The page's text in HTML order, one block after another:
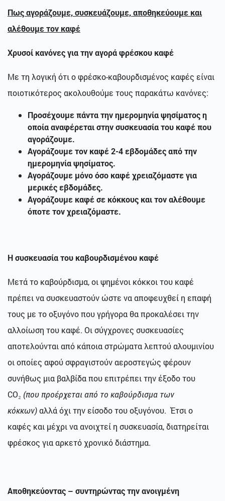
Πως αγοράζoυμε, συσκευάζουμε, αποθηκεύουμε και
αλέθουμε τον καφέ
Χρυσοί κανόνες για την αγορά φρέσκου καφέ
Με τη λογική ότι ο φρέσκο-καβουρδισμένος καφές είναι
ποιοτικότερος ακολουθούμε τους παρακάτω κανόνες:
Προσέχουμε πάντα την ημερομηνία ψησίματος η
οποία αναφέρεται στην συσκευασία του καφέ που
αγοράζουμε.
Αγοράζουμε τον καφέ 2-4 εβδομάδες από την
ημερομηνία ψησίματος.
Αγοράζουμε μόνο όσο καφέ χρειαζόμαστε για
μερικές εβδομάδες.
Αγοράζουμε καφέ σε κόκκους και τον αλέθουμε
όποτε τον χρειαζόμαστε.
Η συσκευασία του καβουρδισμένου καφέ
Μετά το καβούρδισμα, οι ψημένοι κόκκοι του καφέ
πρέπει να συσκευαστούν ώστε να αποφευχθεί η επαφή
τους με το οξυγόνο που γρήγορα θα προκαλέσει την
αλλοίωση του καφέ. Οι σύγχρονες συσκευασίες
αποτελούνται από κάποια στρώματα λεπτού αλουμινίου
οι οποίες αφού σφραγιστούν αεροστεγώς φέρουν
συνήθως μια βαλβίδα που επιτρέπει την έξοδο του
CO₂ (που προέρχεται από το καβούρδισμα των
κόκκων)αλλά όχι την είσοδο του οξυγόνου. Έτσι ο
καφές και μέχρι να ανοιχτεί η συσκευασία, διατηρείται
φρέσκος για αρκετό χρονικό διάστημα.
Αποθηκεύοντας – συντηρώντας την ανοιγμένη